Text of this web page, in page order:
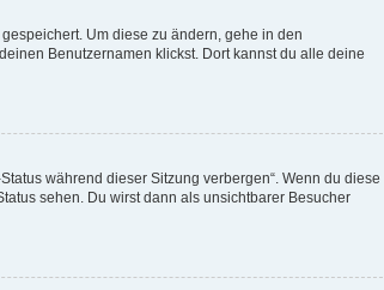
Um diese zu ändern, gehe in den
Benutzernamen klickst. Dort kannst du alle deine
während dieser Sitzung verbergen“. Wenn du diese
sehen. Du wirst dann als unsichtbarer Besucher